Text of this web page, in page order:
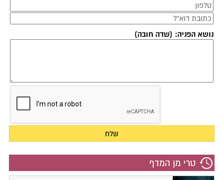
נושא הפניה: (שדה חובה)
טרי מן המדף